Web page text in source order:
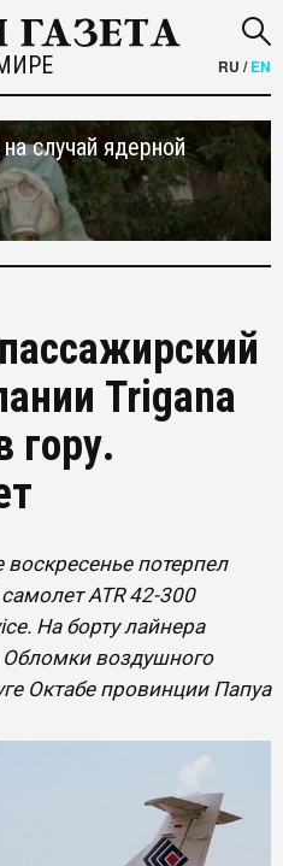
RU /EN
случай ядерной
Trigana
гору.
потерпел
ATR 42-300
На борту лайнера
Обломки воздушного
Октабе провинции Папуа